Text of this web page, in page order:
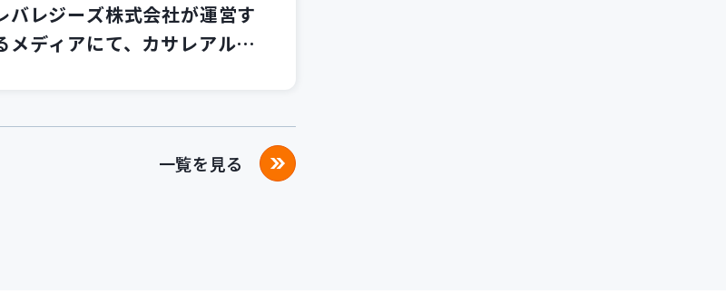
バレジーズ株式会社が運営す
メディアにて、カサレアルブ
一覧を見る